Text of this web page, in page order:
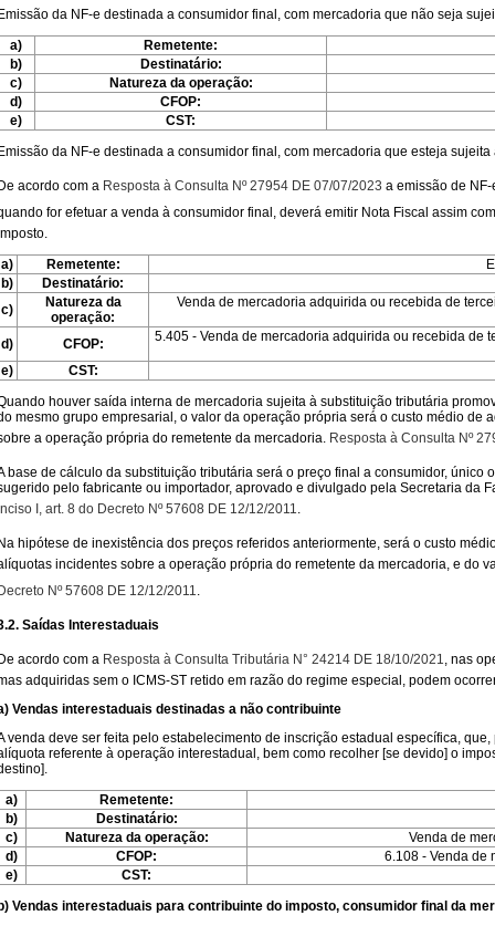
da NF-e destinada a consumidor final, com mercadoria que não seja
a)
Remetente:
b)
Destinatário:
c)
Natureza da operação:
d)
CFOP:
e)
CST:
da NF-e destinada a consumidor final, com mercadoria que esteja
acordo com a Resposta à Consulta Nº 27954 DE 07/07/2023 a emissão de
for efetuar a venda à consumidor final, deverá emitir Nota Fiscal assim
a)
Remetente:
b)
Destinatário:
c)
Natureza da
operação:
Venda de mercadoria adquirida ou recebida de
d) CFOP: 5.405 - Venda de mercadoria adquirida ou recebida de
e)
CST:
houver saída interna de mercadoria sujeita à substituição tributária
mesmo grupo empresarial, o valor da operação própria será o custo médio
a operação própria do remetente da mercadoria. Resposta à Consulta Nº
base de cálculo da substituição tributária será o preço final a consumidor,
pelo fabricante ou importador, aprovado e divulgado pela Secretaria da
I, art. 8 do Decreto Nº 57608 DE 12/12/2011.
hipótese de inexistência dos preços referidos anteriormente, será o custo
incidentes sobre a operação própria do remetente da mercadoria, e
Nº 57608 DE 12/12/2011.
Saídas Interestaduais
acordo com a Resposta à Consulta Tributária N° 24214 DE 18/10/2021, nas
adquiridas sem o ICMS-ST retido em razão do regime especial, podem
Vendas interestaduais destinadas a não contribuinte
venda deve ser feita pelo estabelecimento de inscrição estadual específica,
referente à operação interestadual, bem como recolher [se devido] o
a)
Remetente:
b)
Destinatário:
c)
Natureza da operação:
Venda de
d)
CFOP:
6.108 - Venda de
e)
CST:
Vendas interestaduais para contribuinte do imposto, consumidor final da